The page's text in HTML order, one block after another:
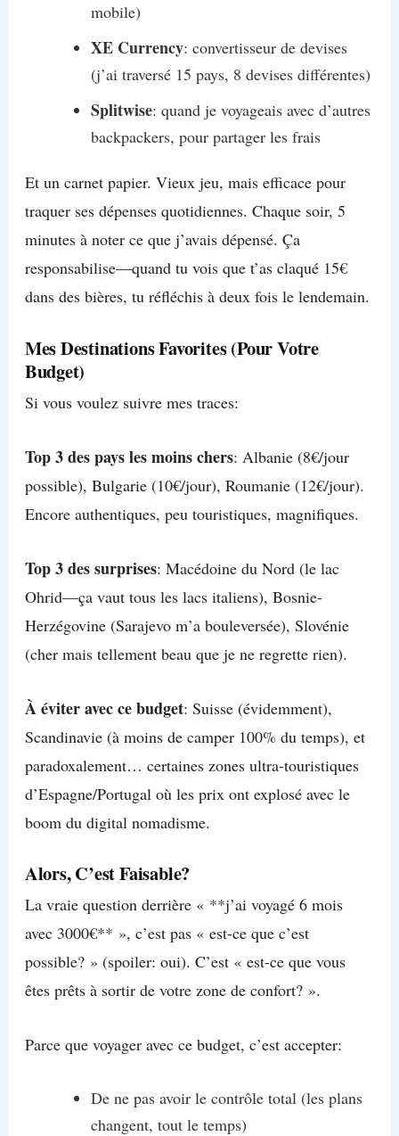
mobile)
XE Currency: convertisseur de devises
(j’ai traversé 15 pays, 8 devises différentes)
Splitwise: quand je voyageais avec d’autres
backpackers, pour partager les frais
Et un carnet papier. Vieux jeu, mais efficace pour
traquer ses dépenses quotidiennes. Chaque soir, 5
minutes à noter ce que j’avais dépensé. Ça
responsabilise—quand tu vois que t’as claqué 15€
dans des bières, tu réfléchis à deux fois le lendemain.
Mes Destinations Favorites (Pour Votre
Budget)
Si vous voulez suivre mes traces:
Top 3 des pays les moins chers: Albanie (8€/jour
possible), Bulgarie (10€/jour), Roumanie (12€/jour).
Encore authentiques, peu touristiques, magnifiques.
Top 3 des surprises: Macédoine du Nord (le lac
Ohrid—ça vaut tous les lacs italiens), Bosnie-
Herzégovine (Sarajevo m’a bouleversée), Slovénie
(cher mais tellement beau que je ne regrette rien).
À éviter avec ce budget: Suisse (évidemment),
Scandinavie (à moins de camper 100% du temps), et
paradoxalement… certaines zones ultra-touristiques
d’Espagne/Portugal où les prix ont explosé avec le
boom du digital nomadisme.
Alors, C’est Faisable?
La vraie question derrière « **j’ai voyagé 6 mois
avec 3000€** », c’est pas « est-ce que c’est
possible? » (spoiler: oui). C’est « est-ce que vous
êtes prêts à sortir de votre zone de confort? ».
Parce que voyager avec ce budget, c’est accepter:
De ne pas avoir le contrôle total (les plans
changent, tout le temps)